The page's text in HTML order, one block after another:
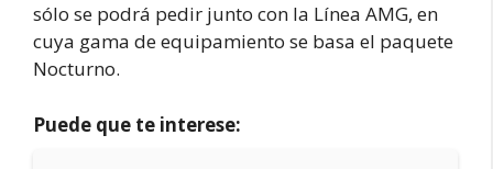
sólo se podrá pedir junto con la Línea AMG, en
cuya gama de equipamiento se basa el paquete
Nocturno.
Puede que te interese: